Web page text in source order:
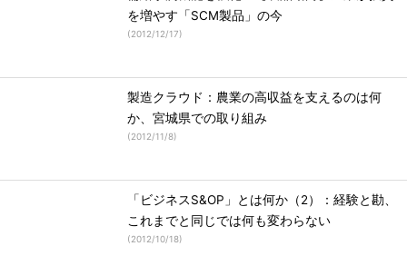
を増やす「SCM製品」の今
(2012/12/17)
製造クラウド：農業の高収益を支えるのは何
か、宮城県での取り組み
(2012/11/8)
「ビジネスS&OP」とは何か（2）：経験と勘、
これまでと同じでは何も変わらない
(2012/10/18)